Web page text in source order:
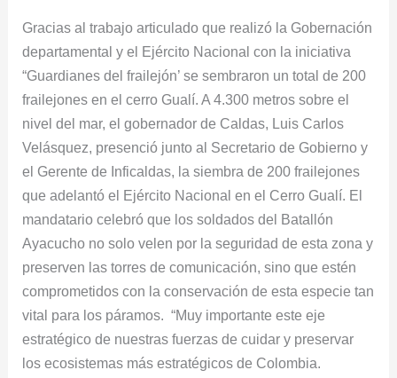
Gracias al trabajo articulado que realizó la Gobernación
departamental y el Ejército Nacional con la iniciativa
“Guardianes del frailejón’ se sembraron un total de 200
frailejones en el cerro Gualí. A 4.300 metros sobre el
nivel del mar, el gobernador de Caldas, Luis Carlos
Velásquez, presenció junto al Secretario de Gobierno y
el Gerente de Inficaldas, la siembra de 200 frailejones
que adelantó el Ejército Nacional en el Cerro Gualí. El
mandatario celebró que los soldados del Batallón
Ayacucho no solo velen por la seguridad de esta zona y
preserven las torres de comunicación, sino que estén
comprometidos con la conservación de esta especie tan
vital para los páramos. “Muy importante este eje
estratégico de nuestras fuerzas de cuidar y preservar
los ecosistemas más estratégicos de Colombia.
unen
para
preservar
el
medio
ambiente